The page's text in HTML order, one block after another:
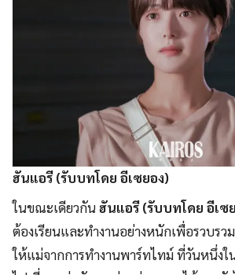
ฮันแอรี (รับบทโดย อีเซยอง)
ในขณะเดียวกันฮันแอรี (รับบทโดย อีเซ
ต้องเรียนและทำงานอย่างหนักเพื่อรวบรว
ให้แม่จากการทำงานพาร์ทไทม์ ที่วันหนึ่ง